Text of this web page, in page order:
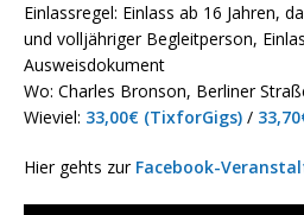
Einlassregel: Einlass ab 16 Jahren,
und volljähriger Begleitperson,
Ausweisdokument
Wo: Charles Bronson, Berliner
Wieviel: 33,00€ (TixforGigs) /
Hier gehts zur Facebook-